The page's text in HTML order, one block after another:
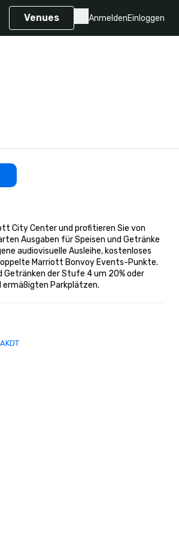
Venues AnmeldenEinloggen
City Center und profitieren Sie von
Ausgaben für Speisen und Getränke
audiovisuelle Ausleihe, kostenloses
Marriott Bonvoy Events-Punkte.
Getränken der Stufe 4 um 20% oder
ermäßigten Parkplätzen.